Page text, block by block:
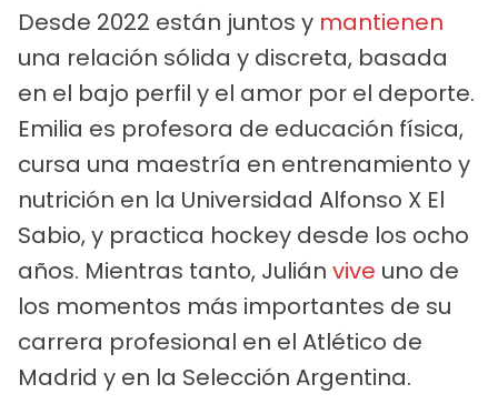
Desde 2022 están juntos y mantienen
una relación sólida y discreta, basada
en el bajo perfil y el amor por el deporte.
Emilia es profesora de educación física,
cursa una maestría en entrenamiento y
nutrición en la Universidad Alfonso X El
Sabio, y practica hockey desde los ocho
años. Mientras tanto, Julián vive uno de
los momentos más importantes de su
carrera profesional en el Atlético de
Madrid y en la Selección Argentina.